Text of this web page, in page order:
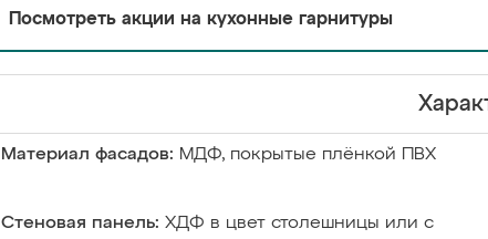
Посмотреть акции на кухонные гарнитуры
Материал фасадов: МДФ, покрытые плёнкой ПВХ
Стеновая панель: ХДФ в цвет столешницы или с